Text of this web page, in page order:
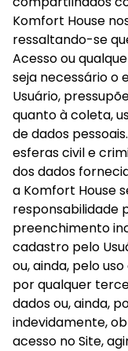
Komfort House
ressaltando-se
Acesso ou
seja necessário o
Usuário,
quanto à coleta,
de dados
esferas civil e
dos dados
a Komfort House
responsabilidade
preenchimento
cadastro pelo
ou, ainda, pelo
por qualquer
dados ou, ainda,
indevidamente,
acesso no Site,